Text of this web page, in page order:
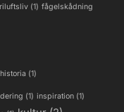
(1) fågelskådning
(1)
(1) inspiration (1)